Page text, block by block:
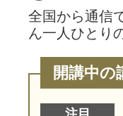
全国から通信
ん一人ひとり
開講中の